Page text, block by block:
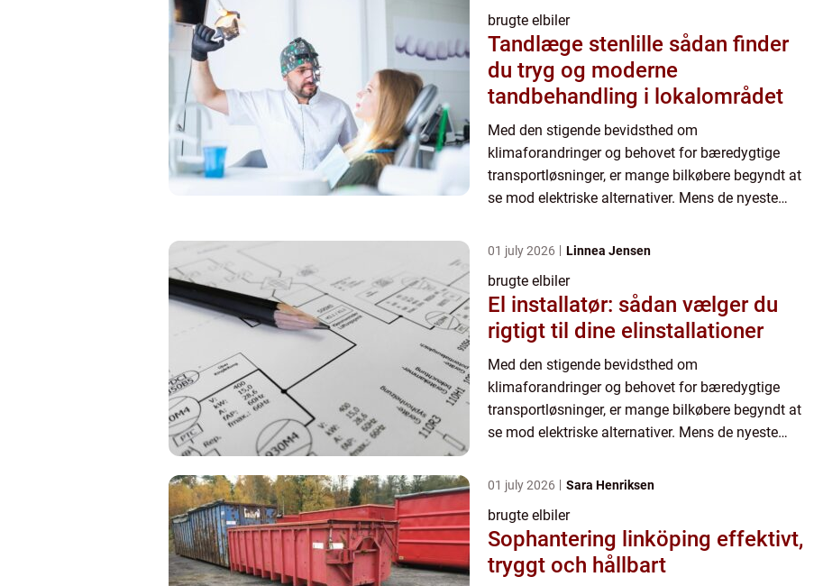
brugte elbiler
Tandlæge stenlille sådan finder
du tryg og moderne
tandbehandling i lokalområdet
Med den stigende bevidsthed om
klimaforandringer og behovet for bæredygtige
transportløsninger, er mange bilkøbere begyndt at
se mod elektriske alternativer. Mens de nyeste
spektret, tilbyder markedet...
01 july 2026 Linnea Jensen
brugte elbiler
El installatør: sådan vælger du
rigtigt til dine elinstallationer
Med den stigende bevidsthed om
klimaforandringer og behovet for bæredygtige
transportløsninger, er mange bilkøbere begyndt at
se mod elektriske alternativer. Mens de nyeste
spektret, tilbyder markedet...
01 july 2026 Sara Henriksen
brugte elbiler
Sophantering linköping effektivt,
tryggt och hållbart